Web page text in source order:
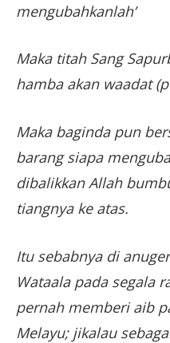
mengubahkanlah’
Maka titah Sang
hamba akan waadat
Maka baginda pun
barang siapa
dibalikkan Allah
tiangnya ke atas.
Itu sebabnya di
Wataala pada segala
pernah memberi aib
Melayu; jikalau